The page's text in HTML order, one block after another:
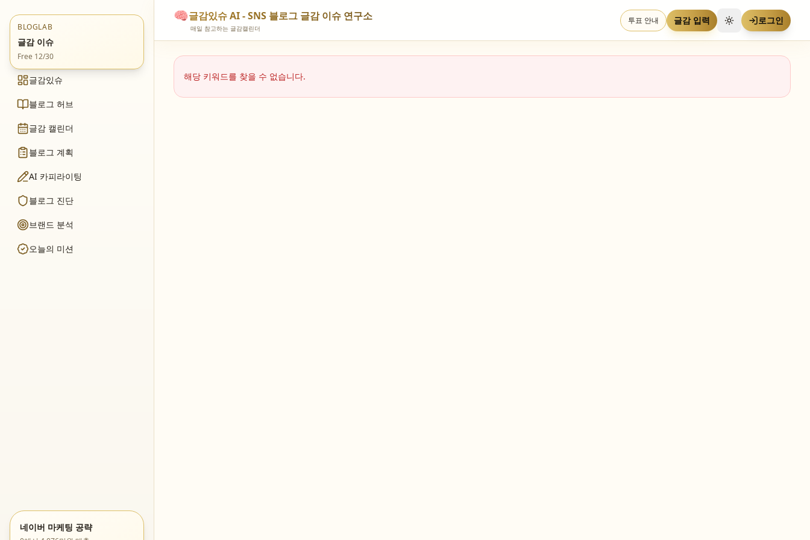
BLOGLAB
글감 이슈
Free 12/30
글감있슈
블로그 허브
글감 캘린더
블로그 계획
AI 카피라이팅
블로그 진단
브랜드 분석
오늘의 미션
네이버 마케팅 공략
🧠글감있슈 AI - SNS 블로그 글감 이슈 연구소
매일 참고하는 글감캘린더
투표 안내 글감 입력 테마 전환로그인
해당 키워드를 찾을 수 없습니다.